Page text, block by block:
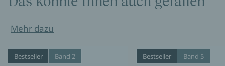
Mehr dazu
Bestseller Band 2 Bestseller Band 5